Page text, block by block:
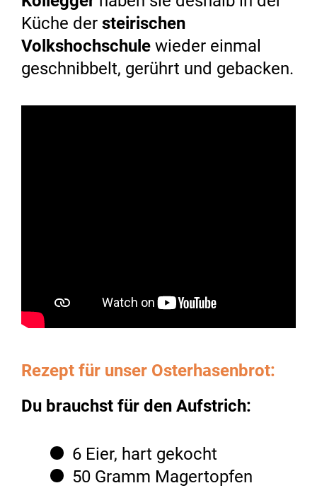
Küche der steirischen
Volkshochschule wieder einmal
geschnibbelt, gerührt und gebacken.
Rezept für unser Osterhasenbrot:
Du brauchst für den Aufstrich:
6 Eier, hart gekocht
50 Gramm Magertopfen